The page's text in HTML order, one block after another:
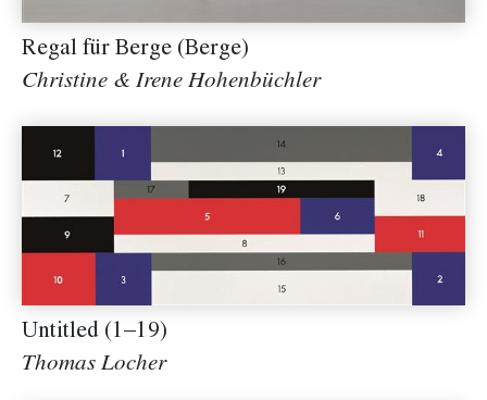
Regal für Berge (Berge)
Christine & Irene Hohenbüchler
Untitled (1–19)
Thomas Locher